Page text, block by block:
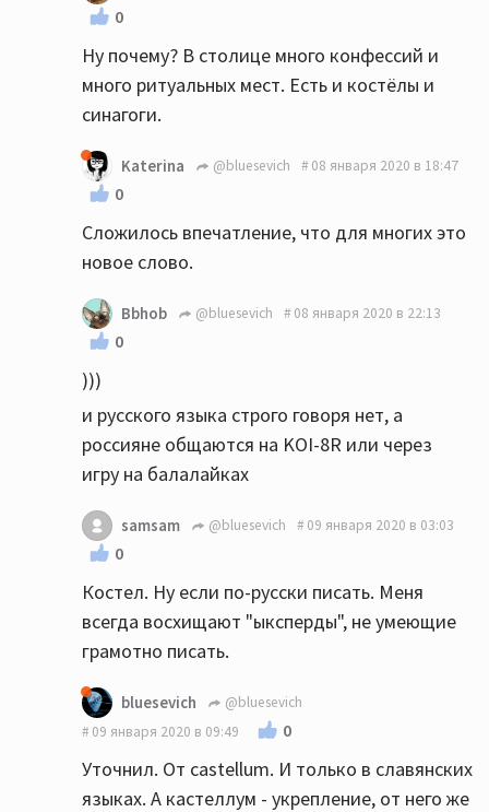
0
Ну почему? В столице много конфессий и
много ритуальных мест. Есть и костёлы и
синагоги.
Katerina @bluesevich 08 января 2020 в 18:47
0
Сложилось впечатление, что для многих это
новое слово.
Bbhob @bluesevich 08 января 2020 в 22:13
0
)))
и русского языка строго говоря нет, а
россияне общаются на KOI-8R или через
игру на балалайках
samsam @bluesevich 09 января 2020 в 03:03
0
Костел. Ну если по-русски писать. Меня
всегда восхищают "ыксперды", не умеющие
грамотно писать.
bluesevich
@bluesevich
09 января 2020 в 09:49
0
Уточнил. От castellum. И только в славянских
языках. А кастеллум - укрепление, от него же